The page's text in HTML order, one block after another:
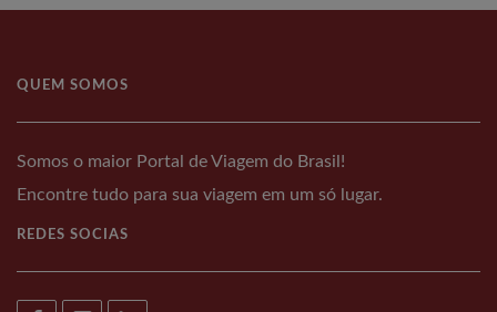
QUEM SOMOS
Somos o maior Portal de Viagem do Brasil!
Encontre tudo para sua viagem em um só lugar.
REDES SOCIAS